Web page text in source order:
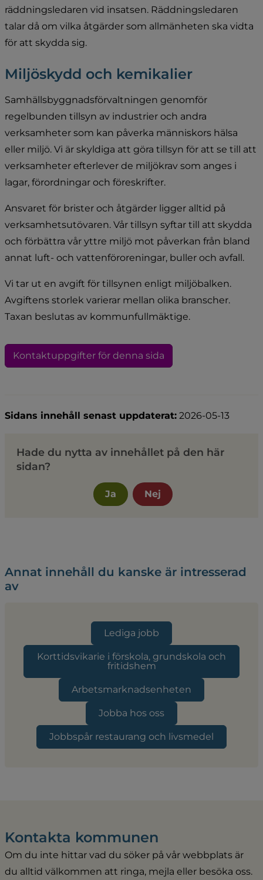
räddningsledaren vid insatsen. Räddningsledaren
talar då om vilka åtgärder som allmänheten ska vidta
för att skydda sig.
Miljöskydd och kemikalier
Samhällsbyggnadsförvaltningen genomför
regelbunden tillsyn av industrier och andra
verksamheter som kan påverka människors hälsa
eller miljö. Vi är skyldiga att göra tillsyn för att se till att
verksamheter efterlever de miljökrav som anges i
lagar, förordningar och föreskrifter.
Ansvaret för brister och åtgärder ligger alltid på
verksamhetsutövaren. Vår tillsyn syftar till att skydda
och förbättra vår yttre miljö mot påverkan från bland
annat luft- och vattenföroreningar, buller och avfall.
Vi tar ut en avgift för tillsynen enligt miljöbalken.
Avgiftens storlek varierar mellan olika branscher.
Taxan beslutas av kommunfullmäktige.
Kontaktuppgifter för denna sida
Sidans innehåll senast uppdaterat: 2026-05-13
Hade du nytta av innehållet på den här
sidan?
Ja Nej
Annat innehåll du kanske är intresserad
av
Lediga jobb
Korttidsvikarie i förskola, grundskola och
fritidshem
Arbetsmarknadsenheten
Jobba hos oss
Jobbspår restaurang och livsmedel
Kontakta kommunen
Om du inte hittar vad du söker på vår webbplats är
du alltid välkommen att ringa, mejla eller besöka oss.